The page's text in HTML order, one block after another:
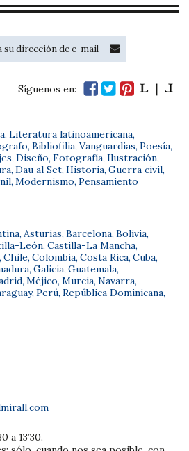
Síguenos en:
, Literatura latinoamericana,
, Bibliofilia, Vanguardias, Poesía,
, Diseño, Fotografía, Ilustración,
, Dau al Set, Historia, Guerra civil,
, Modernismo, Pensamiento
, Asturias, Barcelona, Bolivia,
León, Castilla-La Mancha,
, Chile, Colombia, Costa Rica, Cuba,
, Galicia, Guatemala,
, Méjico, Murcia, Navarra,
, Perú, República Dominicana,
a 13’30.